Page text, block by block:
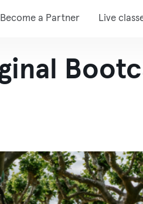
Become a Partner Live